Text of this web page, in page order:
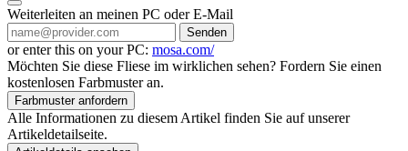
Weiterleiten an meinen PC oder E-Mail
Senden
or enter this on your PC: mosa.com/
Möchten Sie diese Fliese im wirklichen sehen? Fordern Sie einen
kostenlosen Farbmuster an.
Farbmuster anfordern
Alle Informationen zu diesem Artikel finden Sie auf unserer
Artikeldetailseite.